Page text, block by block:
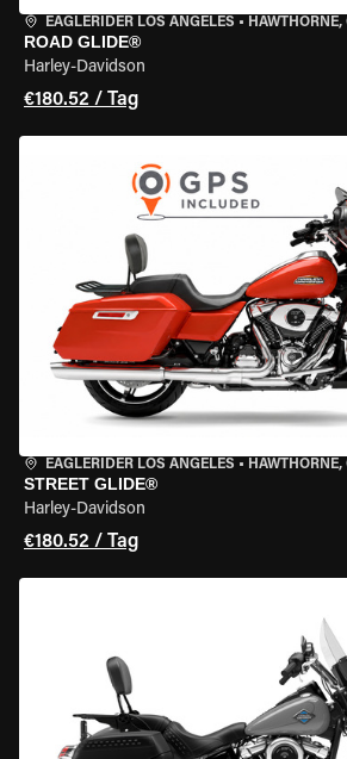
EAGLERIDER LOS ANGELES • HAWTHORNE,
ROAD GLIDE®
Harley-Davidson
€180.52 / Tag
EAGLERIDER LOS ANGELES • HAWTHORNE,
STREET GLIDE®
Harley-Davidson
€180.52 / Tag